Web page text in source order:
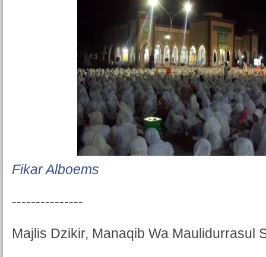
Fikar Alboems
---------------
Majlis Dzikir, Manaqib Wa Maulidurrasul